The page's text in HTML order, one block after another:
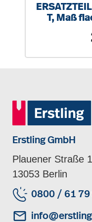
T, Maß
Erstling GmbH
Plauener Straße
13053 Berlin
0800 / 61 79